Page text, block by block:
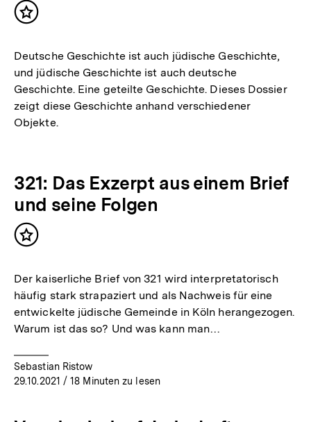
Inhalt
Deutsche Geschichte ist auch jüdische Geschichte,
und jüdische Geschichte ist auch deutsche
Geschichte. Eine geteilte Geschichte. Dieses Dossier
zeigt diese Geschichte anhand verschiedener
Objekte.
321: Das Exzerpt aus einem Brief
und seine Folgen
Inhalt
Der kaiserliche Brief von 321 wird interpretatorisch
häufig stark strapaziert und als Nachweis für eine
entwickelte jüdische Gemeinde in Köln herangezogen.
Warum ist das so? Und was kann man…
Sebastian Ristow
29.10.2021 / 18 Minuten zu lesen